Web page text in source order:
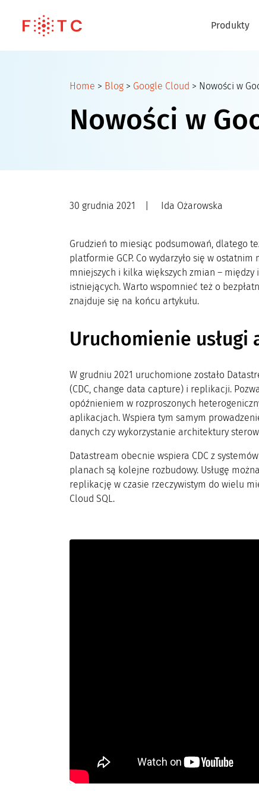
Produkty
Home > Blog > Google Cloud > Nowości w
Nowości w
30 grudnia 2021 Ida Ożarowska
Grudzień to miesiąc podsumowań, dlatego
platformie GCP. Co wydarzyło się w
mniejszych i kilka większych zmian –
istniejących. Warto wspomnieć też o
znajduje się na końcu artykułu.
Uruchomienie usługi
W grudniu 2021 uruchomione zostało
(CDC, change data capture) i replikacji.
opóźnieniem w rozproszonych
aplikacjach. Wspiera tym samym
danych czy wykorzystanie architektury
Datastream obecnie wspiera CDC z
planach są kolejne rozbudowy. Usługę
replikację w czasie rzeczywistym do wielu
Cloud SQL.